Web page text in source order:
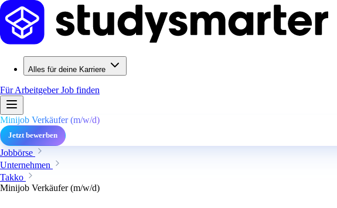
Alles für deine Karriere
Für ArbeitgeberJob finden
Minijob Verkäufer (m/w/d)
Jetzt bewerben
Jobbörse
Unternehmen
Takko
Minijob Verkäufer (m/w/d)